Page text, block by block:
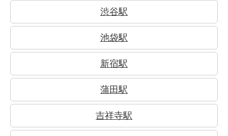
渋谷駅
池袋駅
新宿駅
蒲田駅
吉祥寺駅